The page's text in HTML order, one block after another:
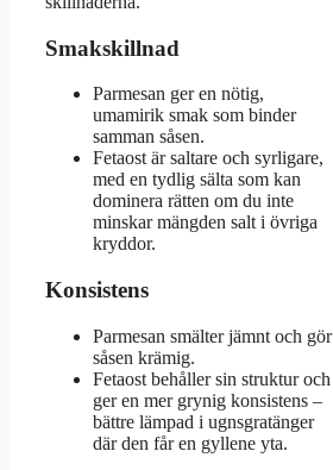
Smakskillnad
Parmesan ger en nötig,
umamirik smak som binder
samman såsen.
Fetaost är saltare och syrligare,
med en tydlig sälta som kan
dominera rätten om du inte
minskar mängden salt i övriga
kryddor.
Konsistens
Parmesan smälter jämnt och gör
såsen krämig.
Fetaost behåller sin struktur och
ger en mer grynig konsistens –
bättre lämpad i ugnsgratänger
där den får en gyllene yta.